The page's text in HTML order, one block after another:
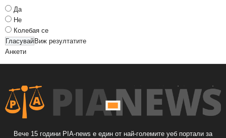
Да
Не
Колебая се
Виж резултатите
Анкети
Вече 15 години PIA-news е един от най-големите уеб портали за